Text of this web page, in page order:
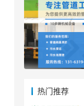
热门推荐